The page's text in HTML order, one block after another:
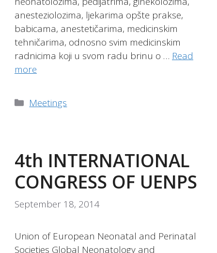
anesteziolozima, ljekarima opšte prakse,
babicama, anestetičarima, medicinskim
tehničarima, odnosno svim medicinskim
radnicima koji u svom radu brinu o … Read
more
Categories
Meetings
4th INTERNATIONAL
CONGRESS OF UENPS
September 18, 2014
Union of European Neonatal and Perinatal
Societies Global Neonatology and